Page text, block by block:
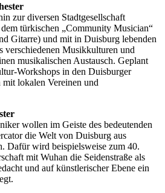
zur diversen Stadtgesellschaft
türkischen „Community Musician“
Gitarre) und mit in Duisburg lebenden
verschiedenen Musikkulturen und
musikalischen Austausch. Geplant
Workshops in den Duisburger
lokalen Vereinen und
wollen im Geiste des bedeutenden
die Welt von Duisburg aus
Dafür wird beispielsweise zum 40.
mit Wuhan die Seidenstraße als
und auf künstlerischer Ebene ein